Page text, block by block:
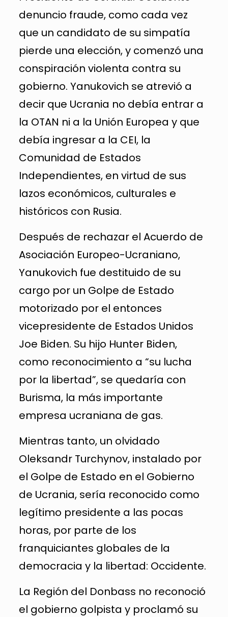
denuncio fraude, como cada vez
que un candidato de su simpatía
pierde una elección, y comenzó una
conspiración violenta contra su
gobierno. Yanukovich se atrevió a
decir que Ucrania no debía entrar a
la OTAN ni a la Unión Europea y que
debía ingresar a la CEI, la
Comunidad de Estados
Independientes, en virtud de sus
lazos económicos, culturales e
históricos con Rusia.
Después de rechazar el Acuerdo de
Asociación Europeo-Ucraniano,
Yanukovich fue destituido de su
cargo por un Golpe de Estado
motorizado por el entonces
vicepresidente de Estados Unidos
Joe Biden. Su hijo Hunter Biden,
como reconocimiento a “su lucha
por la libertad”, se quedaría con
Burisma, la más importante
empresa ucraniana de gas.
Mientras tanto, un olvidado
Oleksandr Turchynov, instalado por
el Golpe de Estado en el Gobierno
de Ucrania, sería reconocido como
legítimo presidente a las pocas
horas, por parte de los
franquiciantes globales de la
democracia y la libertad: Occidente.
La Región del Donbass no reconoció
el gobierno golpista y proclamó su